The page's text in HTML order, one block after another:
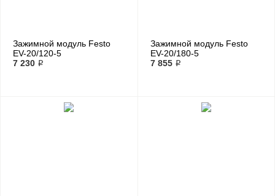
Зажимной модуль Festo
EV-20/120-5
7 230 ₽
Зажимной модуль Festo
EV-20/180-5
7 855 ₽